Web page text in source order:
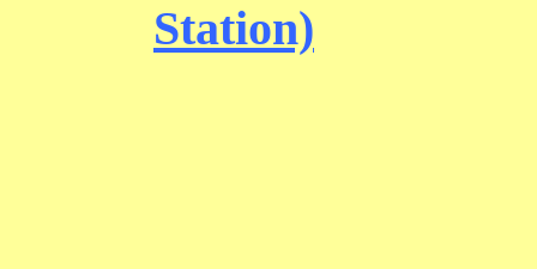
Station)